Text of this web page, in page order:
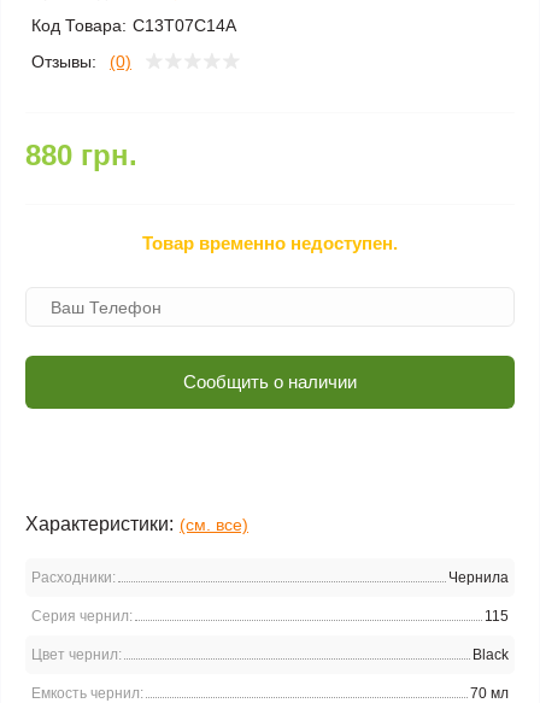
Код Товара: C13T07C14A
Отзывы:
(0)
880 грн.
Товар временно недоступен.
Сообщить о наличии
Характеристики: (см. все)
Расходники: Чернила
Серия чернил: 115
Цвет чернил: Black
Емкость чернил: 70 мл